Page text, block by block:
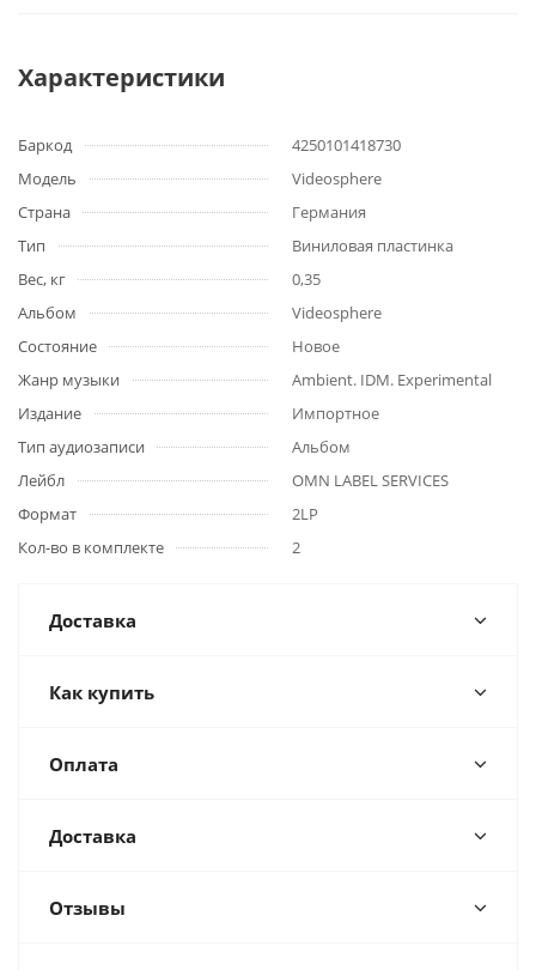
Характеристики
Баркод
4250101418730
Модель
Videosphere
Страна
Германия
Тип
Виниловая пластинка
Вес, кг
0,35
Альбом
Videosphere
Состояние
Новое
Жанр музыки
Ambient. IDM. Experimental
Издание
Импортное
Тип аудиозаписи
Альбом
Лейбл
OMN LABEL SERVICES
Формат
2LP
Кол-во в комплекте
2
Доставка
Как купить
Оплата
Доставка
Отзывы